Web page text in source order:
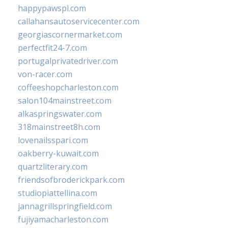
happypawspl.com
callahansautoservicecenter.com
georgiascornermarket.com
perfectfit24-7.com
portugalprivatedriver.com
von-racer.com
coffeeshopcharleston.com
salon104mainstreet.com
alkaspringswater.com
318mainstreet8h.com
lovenailsspari.com
oakberry-kuwait.com
quartzliterary.com
friendsofbroderickpark.com
studiopiattellina.com
jannagrillspringfield.com
fujiyamacharleston.com